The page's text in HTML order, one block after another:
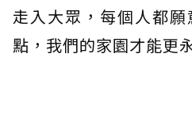
走入大眾，每個人都
點，我們的家園才能更